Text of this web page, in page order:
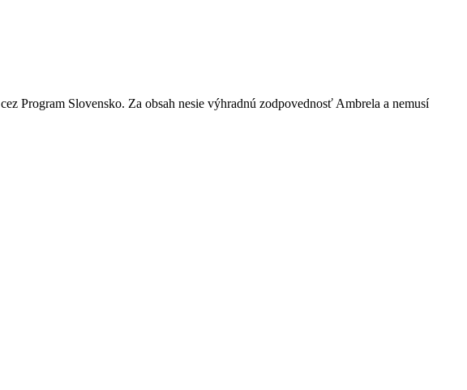
Program Slovensko. Za obsah nesie výhradnú zodpovednosť Ambrela a nemusí